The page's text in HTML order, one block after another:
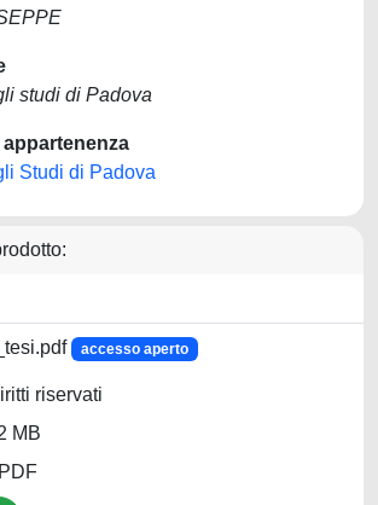
studi di Padova
Studi di Padova
accesso aperto
riservati
MB